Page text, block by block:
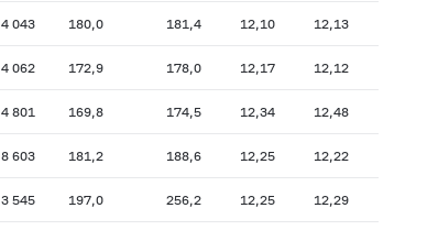
4 043 180,0 181,4 12,10 12,13
4 062 172,9 178,0 12,17 12,12
4 801 169,8 174,5 12,34 12,48
8 603 181,2 188,6 12,25 12,22
3 545 197,0 256,2 12,25 12,29